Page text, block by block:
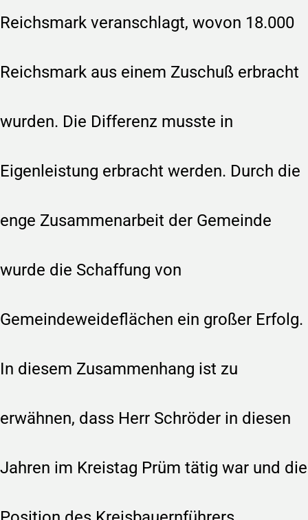
Reichsmark veranschlagt, wovon 18.000
Reichsmark aus einem Zuschuß erbracht
wurden. Die Differenz musste in
Eigenleistung erbracht werden. Durch die
enge Zusammenarbeit der Gemeinde
wurde die Schaffung von
Gemeindeweideflächen ein großer Erfolg.
In diesem Zusammenhang ist zu
erwähnen, dass Herr Schröder in diesen
Jahren im Kreistag Prüm tätig war und die